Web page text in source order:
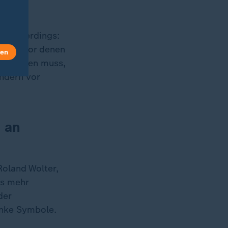
allerdings:
vor denen
muss,
vor
an
Wolter,
mehr
Symbole.